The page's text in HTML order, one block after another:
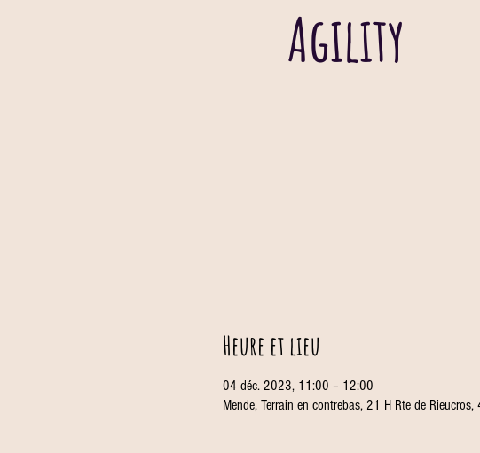
Agility
Heure et lieu
04 déc. 2023, 11:00 – 12:00
Mende, Terrain en contrebas, 21 H Rte de